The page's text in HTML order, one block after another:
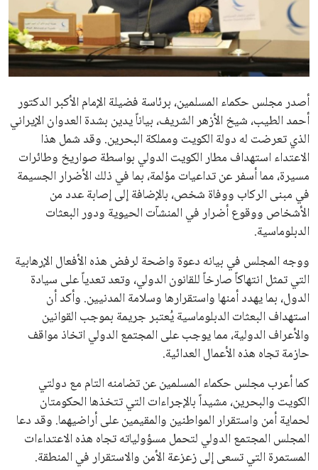
علوم وتكنولوجيا
المرأة والجمال
محافظات
أصدر مجلس حكماء المسلمين، برئاسة فضيلة الإمام الأكبر الدكتور
أحمد الطيب، شيخ الأزهر الشريف، بياناً يدين بشدة العدوان الإيراني
الذي تعرضت له دولة الكويت ومملكة البحرين. وقد شمل هذا
الاعتداء استهداف مطار الكويت الدولي بواسطة صواريخ وطائرات
مسيرة، مما أسفر عن تداعيات مؤلمة، بما في ذلك الأضرار الجسيمة
في مبنى الركاب ووفاة شخص، بالإضافة إلى إصابة عدد من
الأشخاص ووقوع أضرار في المنشآت الحيوية ودور البعثات
الدبلوماسية.
ووجه المجلس في بيانه دعوة واضحة لرفض هذه الأفعال الإرهابية
التي تمثل انتهاكاً صارخاً للقانون الدولي، وتعد تعدياً على سيادة
الدول، بما يهدد أمنها واستقرارها وسلامة المدنيين. وأكد أن
استهداف البعثات الدبلوماسية يُعتبر جريمة بموجب القوانين
والأعراف الدولية، مما يوجب على المجتمع الدولي اتخاذ مواقف
حازمة تجاه هذه الأعمال العدائية.
كما أعرب مجلس حكماء المسلمين عن تضامنه التام مع دولتي
الكويت والبحرين، مشيداً بالإجراءات التي تتخذها الحكومتان
لحماية أمن واستقرار المواطنين والمقيمين على أراضيهما. وقد دعا
المجلس المجتمع الدولي لتحمل مسؤولياته تجاه هذه الاعتداءات
المستمرة التي تسعى إلى زعزعة الأمن والاستقرار في المنطقة.